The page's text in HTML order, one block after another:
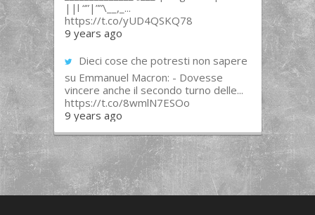
||l “”|””\__,_...
https://t.co/yUD4QSKQ78
9 years ago
Dieci cose che potresti non sapere
su Emmanuel Macron: - Dovesse
vincere anche il secondo turno delle...
https://t.co/8wmlN7ESOo
9 years ago